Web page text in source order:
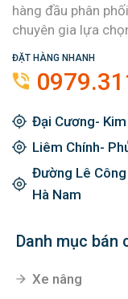
hàng đầu phân
chuyên gia lựa
ĐẶT HÀNG NHANH
Đại Cương-
Liêm Chính-
Đường Lê
Hà Nam
Danh mục bán
Xe nâng